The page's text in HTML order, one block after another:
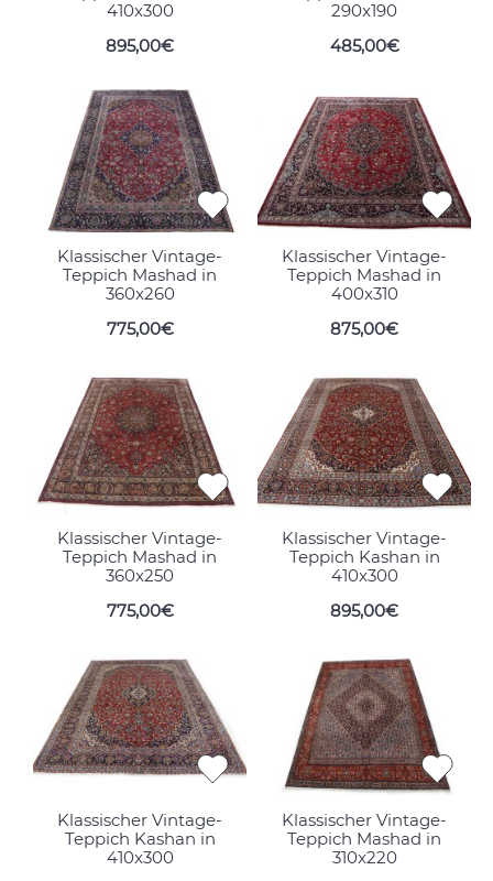
410x300
895,00€
290x190
485,00€
Klassischer Vintage-
Teppich Mashad in
360x260
775,00€
Klassischer Vintage-
Teppich Mashad in
400x310
875,00€
Klassischer Vintage-
Teppich Mashad in
360x250
775,00€
Klassischer Vintage-
Teppich Kashan in
410x300
895,00€
Klassischer Vintage-
Teppich Kashan in
410x300
Klassischer Vintage-
Teppich Mashad in
310x220